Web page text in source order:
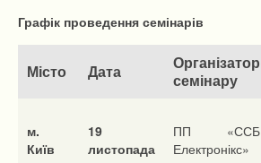
Графік проведення семінарів
Місто Дата
Організатор
семінару
м.
Київ
19
листопада
ПП «ССБ
Електронікс»